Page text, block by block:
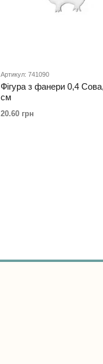
Артикул: 741090
Фігура з фанери 0,4
см
20.60 грн